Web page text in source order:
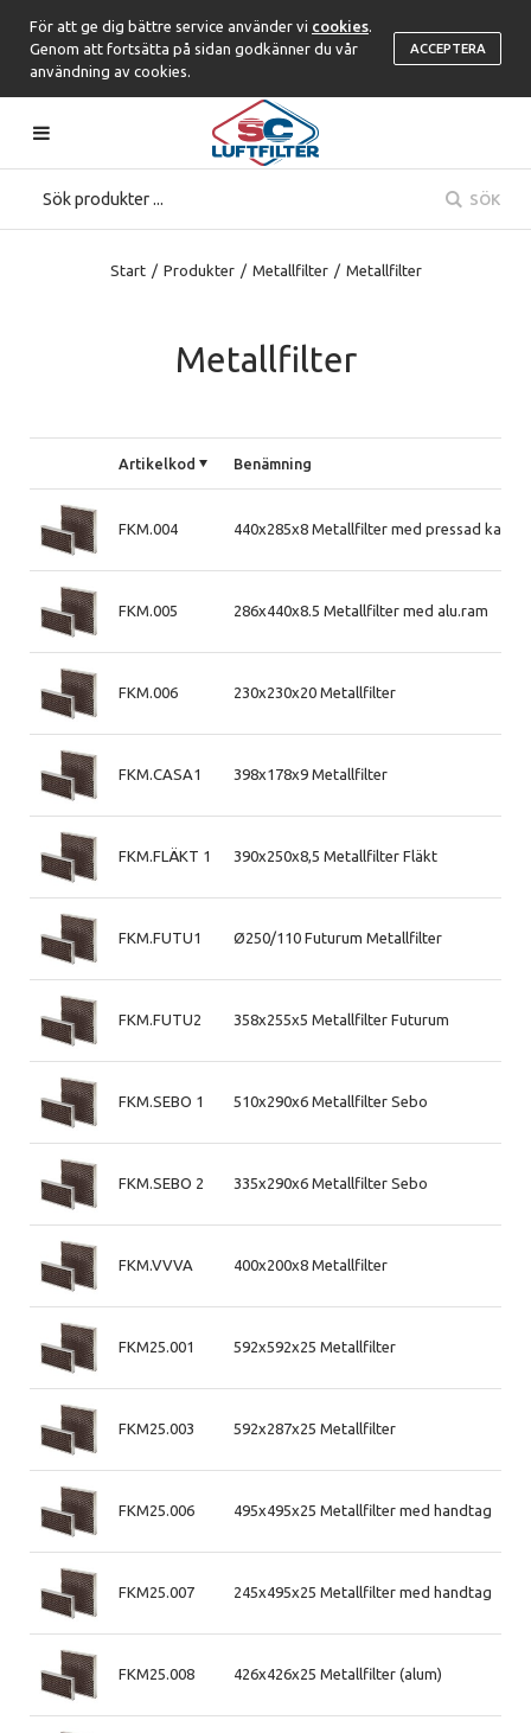
För att ge dig bättre service använder vi cookies
Genom att fortsätta på sidan godkänner du vår
användning av cookies.
ACCEPTERA
SÖK
Start / Produkter / Metallfilter / Metallfilter
Metallfilter
Artikelkod Benämning
FKM.004 440x285x8 Metallfilter med pressad kant
FKM.005 286x440x8.5 Metallfilter med alu.ram
FKM.006 230x230x20 Metallfilter
FKM.CASA1 398x178x9 Metallfilter
FKM.FLÄKT 1 390x250x8,5 Metallfilter Fläkt
FKM.FUTU1 Ø250/110 Futurum Metallfilter
FKM.FUTU2 358x255x5 Metallfilter Futurum
FKM.SEBO 1 510x290x6 Metallfilter Sebo
FKM.SEBO 2 335x290x6 Metallfilter Sebo
FKM.VVVA 400x200x8 Metallfilter
FKM25.001 592x592x25 Metallfilter
FKM25.003 592x287x25 Metallfilter
FKM25.006 495x495x25 Metallfilter med handtag
FKM25.007 245x495x25 Metallfilter med handtag
FKM25.008 426x426x25 Metallfilter (alum)